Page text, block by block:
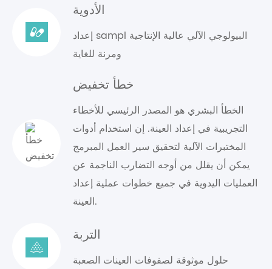
الأدوية
إعداد sampl البيولوجي الآلي عالية الإنتاجية
ومرنة للغاية
خطأ تخفيض
الخطأ البشري هو المصدر الرئيسي للأخطاء
التجريبية في إعداد العينة. إن استخدام أدوات
المختبرات الآلية لتحقيق سير العمل المبرمج
يمكن أن يقلل من أوجه التضارب الناجمة عن
العمليات اليدوية في جميع خطوات عملية إعداد
العينة.
التربة
حلول موثوقة لصفوفات العينات الصعبة